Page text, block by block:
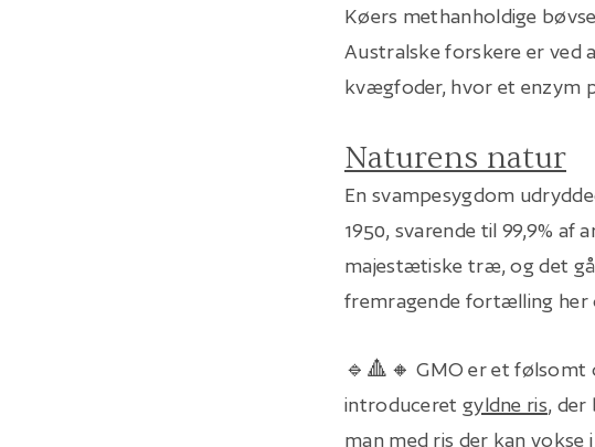
Køers methanholdige
Australske forskere er ved
kvægfoder, hvor et enzym
Naturens natur
En svampesygdom
1950, svarende til 99,9% af
majestætiske træ, og det
fremragende fortælling her
🔹🔺🔸 GMO er et følsomt
introduceret gyldne ris, der
man med ris der kanvokse